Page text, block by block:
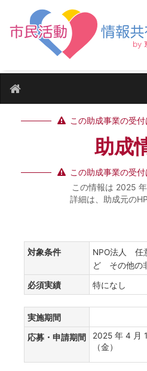
この助成事業の受
助成
この助成事業の受
この情報は 2025
詳細は、助成元の
対象条件
NPO法人 任
ど その他の
必須実績 特になし
実施期間
応募・申請期間
2025 年 4 月
（金）